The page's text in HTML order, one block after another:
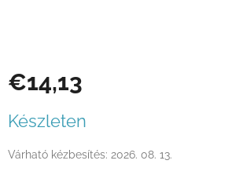
€14,13
Készleten
Várható kézbesítés: 2026. 08. 13.